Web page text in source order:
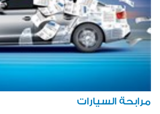
مرابحة السيارات